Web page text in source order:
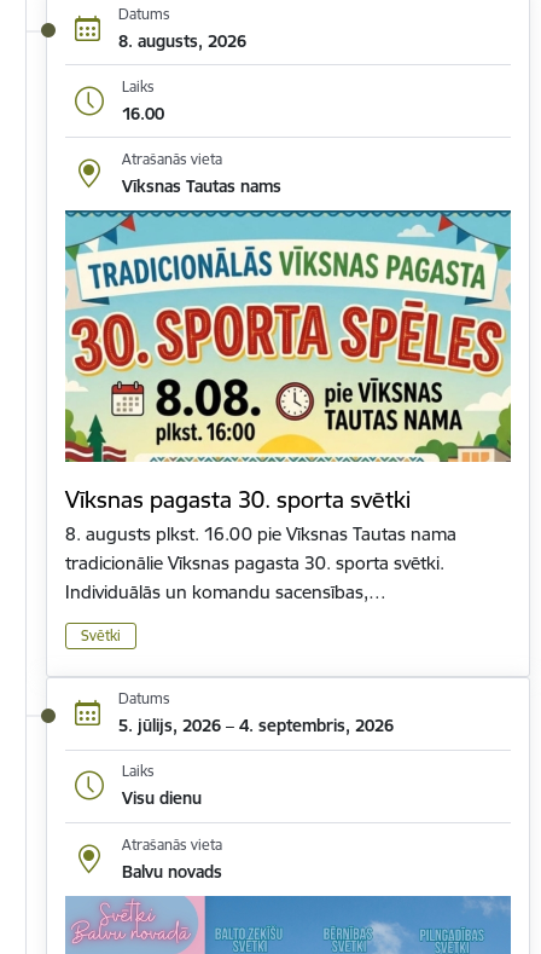
Datums
8. augusts, 2026
Laiks
16.00
Atrašanās vieta
Vīksnas Tautas nams
Vīksnas pagasta 30. sporta svētki
8. augusts plkst. 16.00 pie Vīksnas Tautas nama
tradicionālie Vīksnas pagasta 30. sporta svētki.
Individuālās un komandu sacensības,…
Svētki
Datums
5. jūlijs, 2026 – 4. septembris, 2026
Laiks
Visu dienu
Atrašanās vieta
Balvu novads